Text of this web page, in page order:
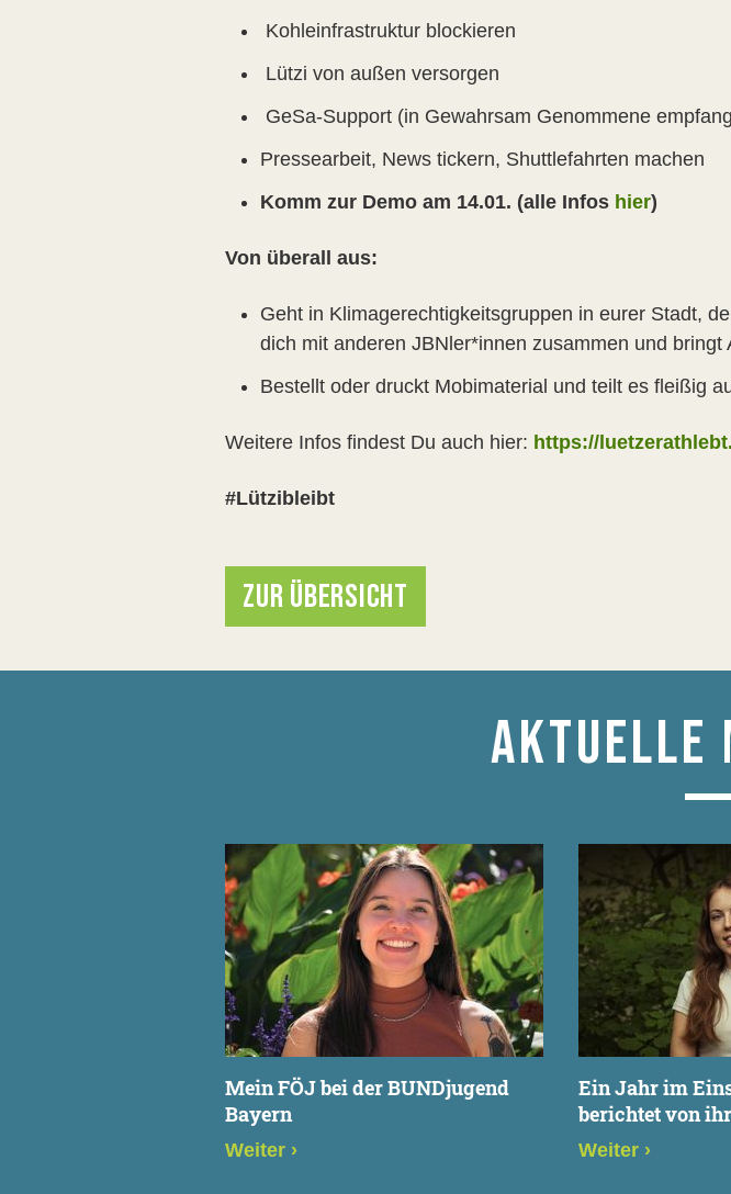
Kohleinfrastruktur blockieren
Lützi von außen versorgen
GeSa-Support (in Gewahrsam Genommene
Pressearbeit, News tickern, Shuttlefahrten machen
Komm zur Demo am 14.01. (alle Infos hier)
Von überall aus:
Geht in Klimagerechtigkeitsgruppen in eurer Stadt,
dich mit anderen JBNler*innen zusammen und
Bestellt oder druckt Mobimaterial und teilt es fleißig
Weitere Infos findest Du auch hier: https://
#Lützibleibt
ZUR ÜBERSICHT
AKTUELLE
Mein FÖJ bei der BUNDjugend
Bayern
Weiter ›
Ein Jahr im
berichtet von
Weiter ›